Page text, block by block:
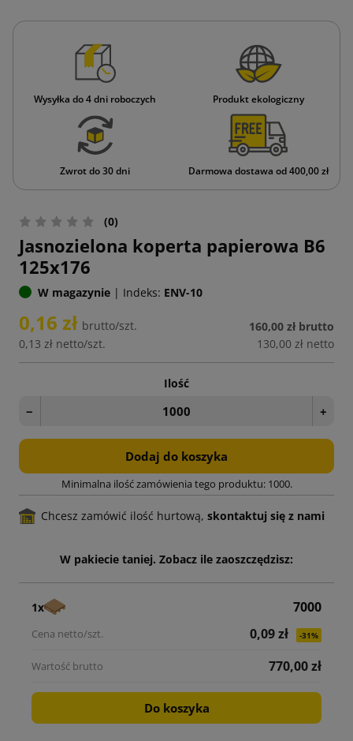
Wysyłka do 4 dni roboczych Produkt ekologiczny
Zwrot do 30 dni Darmowa dostawa od 400,00 zł
(0)
Jasnozielona koperta papierowa B6
125x176
W magazynie | Indeks: ENV-10
0,16 zł brutto/szt.
0,13 zł netto/szt.
160,00 zł brutto
130,00 zł netto
Ilość
− +
Dodaj do koszyka
Minimalna ilość zamówienia tego produktu: 1000.
Chcesz zamówić ilość hurtową, skontaktuj się z nami
W pakiecie taniej. Zobacz ile zaoszczędzisz:
1x
7000
0,09 zł
-31%
770,00 zł
Do koszyka